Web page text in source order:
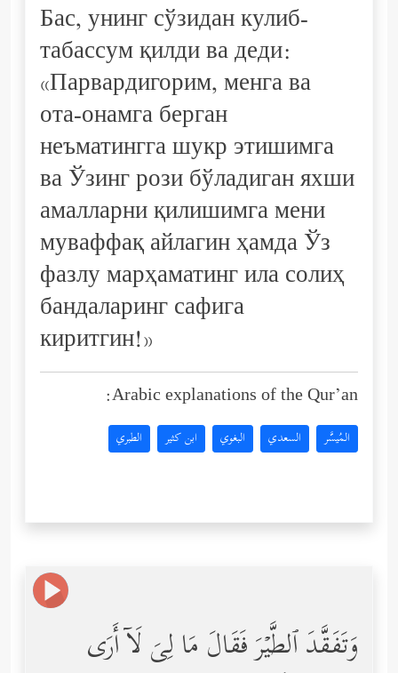
Бас, унинг сўзидан кулиб-
табассум қилди ва деди:
«Парвардигорим, менга ва
ота-онамга берган
неъматингга шукр этишимга
ва Ўзинг рози бўладиган яхши
амалларни қилишимга мени
муваффақ айлагин ҳамда Ўз
фазлу марҳаматинг ила солиҳ
бандаларинг сафига
киритгин!»
Arabic explanations of the Qur’an:
المُيسَّر السعدي البغوي ابن كثير الطبري
وَتَفَقَّدَ ٱلطَّیۡرَ فَقَالَ مَا لِیَ لَاۤ أَرَى